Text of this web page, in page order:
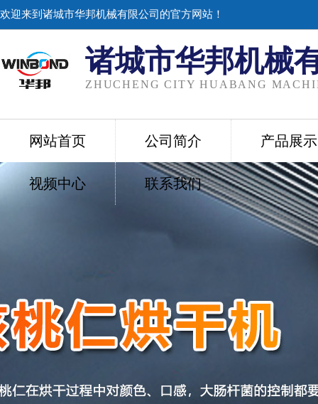
欢迎来到诸城市华邦机械有限公司的官方网站！
诸城市华邦机械
ZHUCHENG CITY HUABANG
网站首页 公司简介 产品展示
视频中心 联系我们